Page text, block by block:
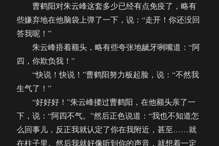
曹鹤阳对朱云峰这套多少已经有点免疫了，略有
些嫌弃地在他脑袋上弹了一下，说：“走开！你还没回
答我呢！”
朱云峰捂着额头，略有些夸张地龇牙咧嘴道：“阿
四，你欺负我！”
“快说！快说！”曹鹤阳努力板起脸，说：“不然我
生气了！”
“好好好！”朱云峰搂过曹鹤阳，在他额头亲了一
下，说：“阿四不气。”然后正色说道：“我也不知道怎
么回事儿，反正我就认定了你在我附近，甚至……就
在柱子里。然后我就好像听到你的声音，就想着一定